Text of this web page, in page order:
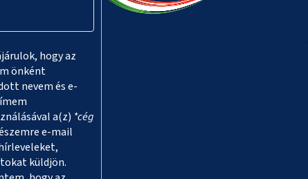
hogy az
önként
nevem és e-
a(z) *cég
e-mail
küldjön.